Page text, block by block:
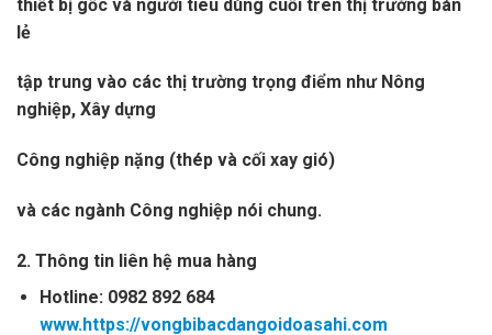
thiết bị gốc và người tiêu dùng cuối trên thị trường bán
lẻ
tập trung vào các thị trường trọng điểm như Nông
nghiệp, Xây dựng
Công nghiệp nặng (thép và cối xay gió)
và các ngành Công nghiệp nói chung.
2. Thông tin liên hệ mua hàng
Hotline: 0982 892 684
www.https://vongbibacdangoidoasahi.com